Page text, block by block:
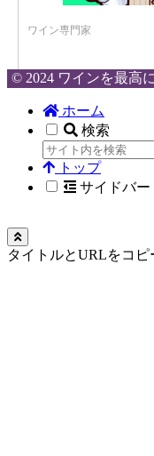
ワイン専門家
© 2024 ワインを最高
ホーム
検索
トップ
サイドバー
タイトルとURLをコピ